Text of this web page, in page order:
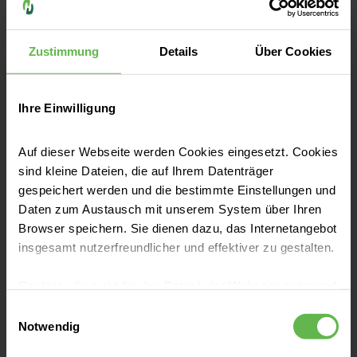
Zustimmung Details Über Cookies
Ihre Einwilligung
Auf dieser Webseite werden Cookies eingesetzt. Cookies
sind kleine Dateien, die auf Ihrem Datenträger
gespeichert werden und die bestimmte Einstellungen und
Daten zum Austausch mit unserem System über Ihren
Browser speichern. Sie dienen dazu, das Internetangebot
insgesamt nutzerfreundlicher und effektiver zu gestalten.
eingesetzt werden.
Notwendig
Wismarsche Straße 393-397
19055 Schwerin
Anfahrt auf Google Maps
Tel:(0385) 520 0
Unsere Qualität
"Besser geht immer!", daher ist Qualität bei
optimieren wir unsere Qualität, damit sie
bestmöglich und sicher behandelt werden.